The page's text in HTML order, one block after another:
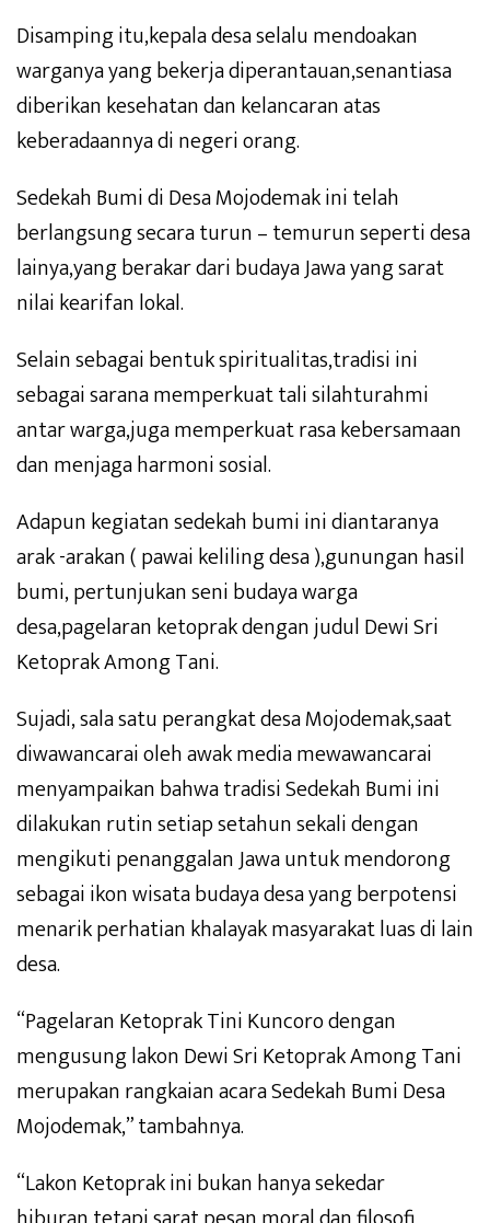
Disamping itu,kepala desa selalu mendoakan
warganya yang bekerja diperantauan,senantiasa
diberikan kesehatan dan kelancaran atas
keberadaannya di negeri orang.
Sedekah Bumi di Desa Mojodemak ini telah
berlangsung secara turun – temurun seperti desa
lainya,yang berakar dari budaya Jawa yang sarat
nilai kearifan lokal.
Selain sebagai bentuk spiritualitas,tradisi ini
sebagai sarana memperkuat tali silahturahmi
antar warga,juga memperkuat rasa kebersamaan
dan menjaga harmoni sosial.
Adapun kegiatan sedekah bumi ini diantaranya
arak -arakan ( pawai keliling desa ),gunungan hasil
bumi, pertunjukan seni budaya warga
desa,pagelaran ketoprak dengan judul Dewi Sri
Ketoprak Among Tani.
Sujadi, sala satu perangkat desa Mojodemak,saat
diwawancarai oleh awak media mewawancarai
menyampaikan bahwa tradisi Sedekah Bumi ini
dilakukan rutin setiap setahun sekali dengan
mengikuti penanggalan Jawa untuk mendorong
sebagai ikon wisata budaya desa yang berpotensi
menarik perhatian khalayak masyarakat luas di lain
desa.
“Pagelaran Ketoprak Tini Kuncoro dengan
mengusung lakon Dewi Sri Ketoprak Among Tani
merupakan rangkaian acara Sedekah Bumi Desa
Mojodemak,” tambahnya.
“Lakon Ketoprak ini bukan hanya sekedar